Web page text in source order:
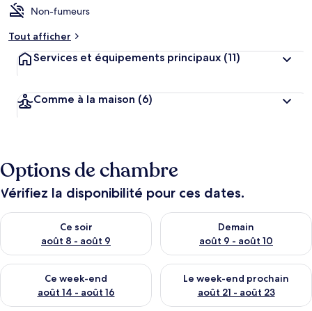
Non-fumeurs
Tout afficher
Services et équipements principaux (11)
Comme à la maison (6)
Options de chambre
Vérifiez la disponibilité pour ces dates.
Ce soir
août 8 - août 9
Vérifier la disponibilité pour ce soir août 8 - août 9
Demain
août 9 - août 10
Vérifier la disponibilité pour
Ce week-end
août 14 - août 16
Vérifier la disponibilité pour ce week-end août 14 - août 16
Le week-end prochain
août 21 - août 23
Vérifier la disponibilité pour